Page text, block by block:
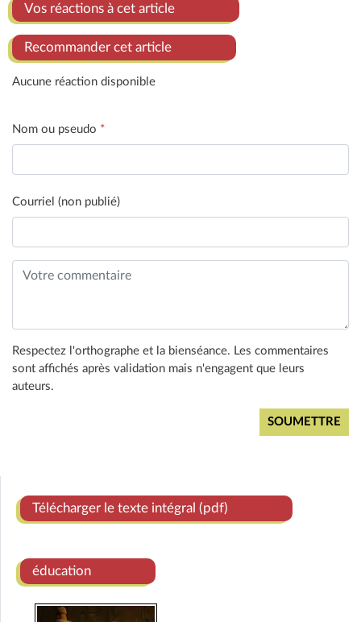
Vos réactions à cet article
Recommander cet article
Aucune réaction disponible
Nom ou pseudo *
Courriel (non publié)
Respectez l'orthographe et la bienséance. Les commentaires
sont affichés après validation mais n'engagent que leurs
auteurs.
Télécharger le texte intégral (pdf)
éducation